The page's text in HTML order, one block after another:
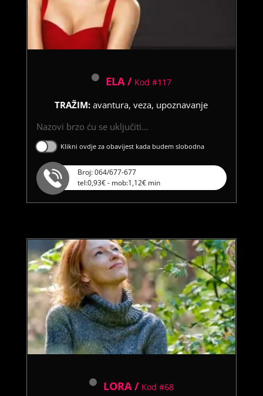
ELA / Kod #117
TRAŽIM:avantura, veza, upoznavanje
Nazovi brzo ću se uključiti...
Klikni ovdje za obavijest kada budem slobodna
Broj: 064/677-677
tel:0,93€ - mob:1,12€ min
LORA / Kod #68